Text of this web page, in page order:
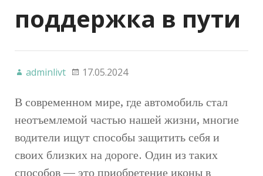
поддержка в пути
adminlivt 17.05.2024
В современном мире, где автомобиль стал
неотъемлемой частью нашей жизни, многие
водители ищут способы защитить себя и
своих близких на дороге. Один из таких
способов — это приобретение иконы в